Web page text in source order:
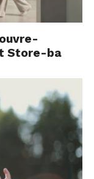
Store-ba